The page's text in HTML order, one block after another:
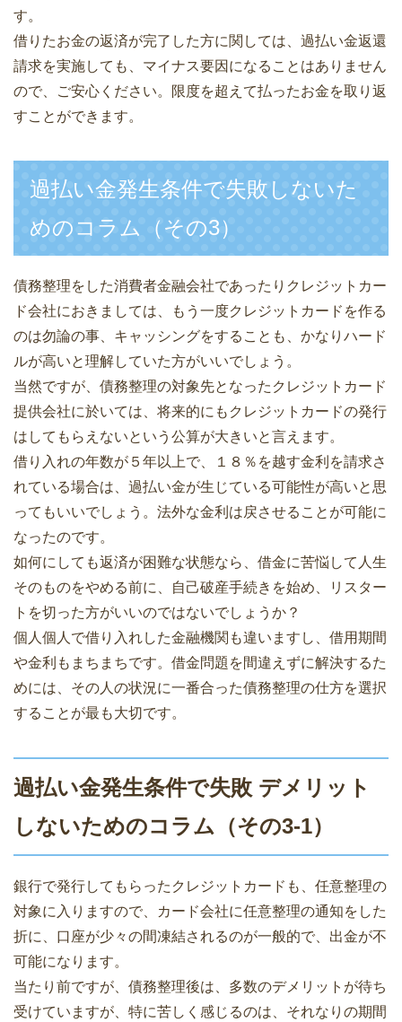
す。
借りたお金の返済が完了した方に関しては、過払い金返還
請求を実施しても、マイナス要因になることはありません
ので、ご安心ください。限度を超えて払ったお金を取り返
すことができます。
過払い金発生条件で失敗しないた
めのコラム（その3）
債務整理をした消費者金融会社であったりクレジットカー
ド会社におきましては、もう一度クレジットカードを作る
のは勿論の事、キャッシングをすることも、かなりハード
ルが高いと理解していた方がいいでしょう。
当然ですが、債務整理の対象先となったクレジットカード
提供会社に於いては、将来的にもクレジットカードの発行
はしてもらえないという公算が大きいと言えます。
借り入れの年数が５年以上で、１８％を越す金利を請求さ
れている場合は、過払い金が生じている可能性が高いと思
ってもいいでしょう。法外な金利は戻させることが可能に
なったのです。
如何にしても返済が困難な状態なら、借金に苦悩して人生
そのものをやめる前に、自己破産手続きを始め、リスター
トを切った方がいいのではないでしょうか？
個人個人で借り入れした金融機関も違いますし、借用期間
や金利もまちまちです。借金問題を間違えずに解決するた
めには、その人の状況に一番合った債務整理の仕方を選択
することが最も大切です。
過払い金発生条件で失敗 デメリット
しないためのコラム（その3-1）
銀行で発行してもらったクレジットカードも、任意整理の
対象に入りますので、カード会社に任意整理の通知をした
折に、口座が少々の間凍結されるのが一般的で、出金が不
可能になります。
当たり前ですが、債務整理後は、多数のデメリットが待ち
受けていますが、特に苦しく感じるのは、それなりの期間